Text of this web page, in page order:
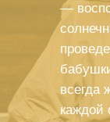
—
всегда
каждой